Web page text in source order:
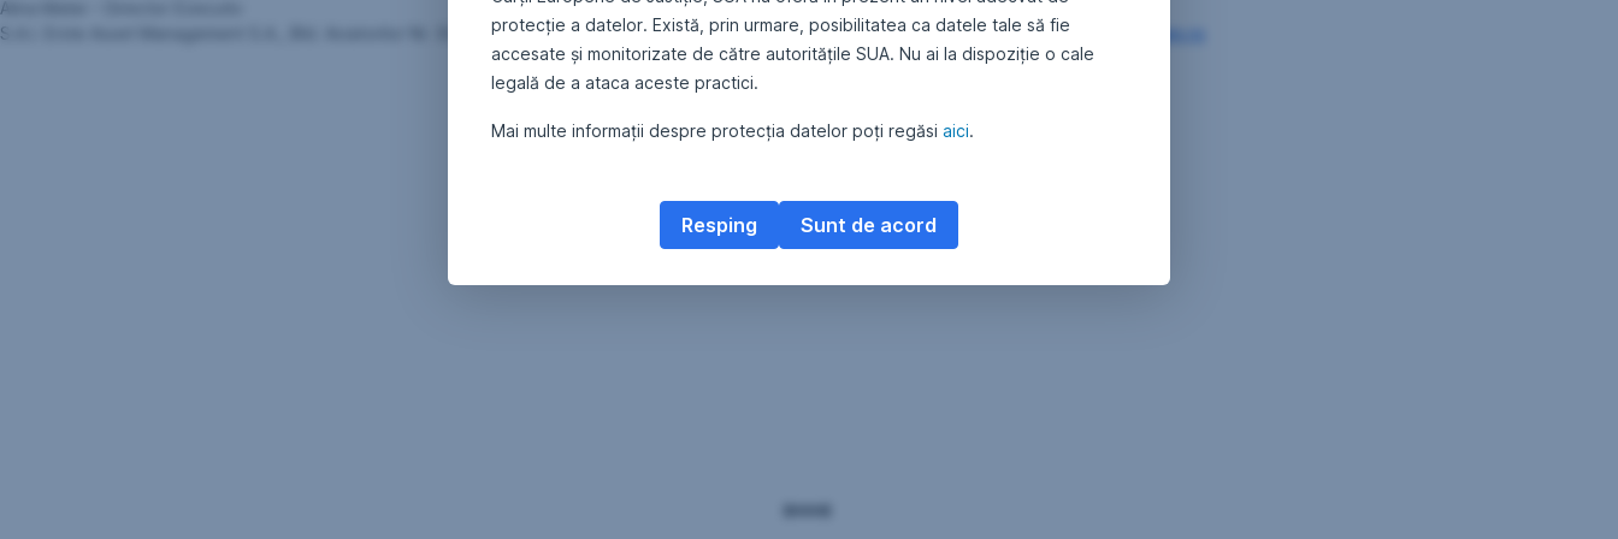
Alina Matei – Director Executiv
S.A.I. Erste Asset Management S.A., Bld. Aviatorilor Nr. 92, Sector 1, Bucureşti, telefon 0372.269.999, e-mail:office@erste-am.ro ,www.erste-am.ro
protecție a datelor. Există, prin urmare, posibilitatea ca datele tale să fie
accesate și monitorizate de către autoritățile SUA. Nu ai la dispoziție o cale
legală de a ataca aceste practici.
Mai multe informații despre protecția datelor poți regăsi aici.
Sunt de acord
Resping